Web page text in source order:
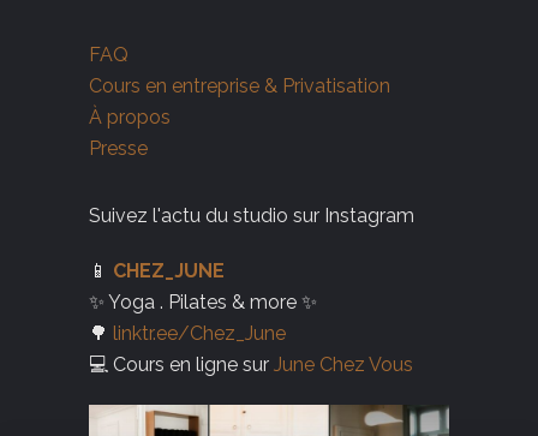
FAQ
Cours en entreprise & Privatisation
À propos
Presse
Suivez l'actu du studio sur Instagram
📱 CHEZ_JUNE
✨ Yoga . Pilates & more ✨
🌳 linktr.ee/Chez_June
💻 Cours en ligne sur June Chez Vous